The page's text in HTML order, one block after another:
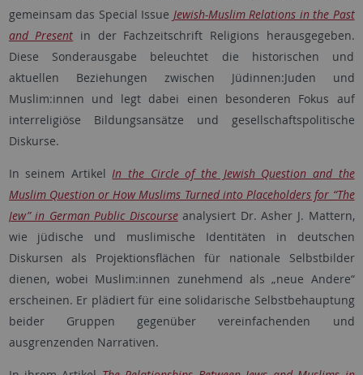
gemeinsam das Special Issue Jewish-Muslim Relations in the Past
and Present in der Fachzeitschrift Religions herausgegeben.
Diese Sonderausgabe beleuchtet die historischen und
aktuellen Beziehungen zwischen Jüdinnen:Juden und
Muslim:innen und legt dabei einen besonderen Fokus auf
interreligiöse Bildungsansätze und gesellschaftspolitische
Diskurse.
In seinem ArtikelIn the Circle of the Jewish Question and the
Muslim Question or How Muslims Turned into Placeholders for “The
Jew” in German Public Discourseanalysiert Dr. Asher J. Mattern,
wie jüdische und muslimische Identitäten in deutschen
Diskursen als Projektionsflächen für nationale Selbstbilder
dienen, wobei Muslim:innen zunehmend als „neue Andere“
erscheinen. Er plädiert für eine solidarische Selbstbehauptung
beider Gruppen gegenüber vereinfachenden und
ausgrenzenden Narrativen.